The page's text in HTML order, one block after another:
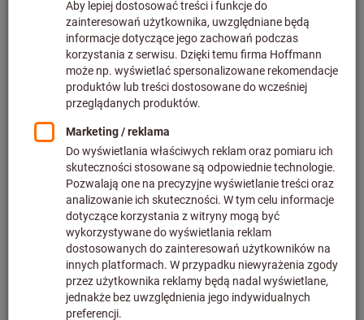
SZYBKO, ŁATWO I ZGODNIE Z
WYMOGAMI AUDYTU
Skorzystaj z obszernej wiedzy i doradztwa
Perschmann
pomiarowych. Nasi specjaliści codziennie
tysięcy przyrządów pomiarowychw laboratorium w
Brunszwiku, w tym suwmiarki noniuszowe, klucze
dynamometryczne, kątomierze cyfrowe i mikroskopy
pomiarowe wiodących producentów, takich jakGARANT,
HOLEX, Mitutoyo, Mahr, Testo, Tesa i Stahlwille
TWOJE KORZYŚCI: